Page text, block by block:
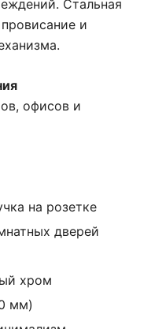
Стальная
и
офисов и
на розетке
дверей
хром
мм)